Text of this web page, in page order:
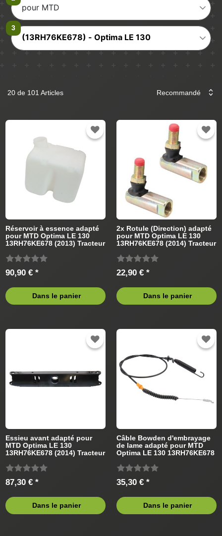
pour MTD
(13RH76KE678) - Optima LE 130
20 de 101 Articles
Réservoir à essence adapté
pour MTD Optima LE 130
13RH76KE678 (2013) Tracteur
90,90 € *
Dans le panier
2x Rotule (Direction) adapté
pour MTD Optima LE 130
13RH76KE678 (2014) Tracteur
22,90 € *
Dans le panier
Essieu avant adapté pour
MTD Optima LE 130
13RH76KE678 (2014) Tracteur
87,30 € *
Dans le panier
Câble Bowden d'embrayage
de lame adapté pour MTD
Optima LE 130 13RH76KE678
35,30 € *
Dans le panier